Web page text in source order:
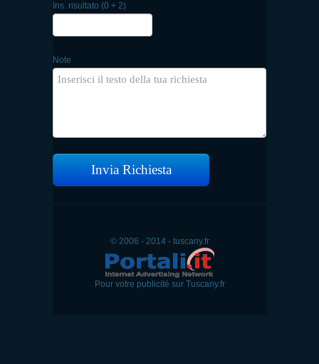
Ins. risultato (0 + 2)
Note
Invia Richiesta
© 2006 - 2014 - tuscany.fr
Pour votre publicité sur Tuscany.fr